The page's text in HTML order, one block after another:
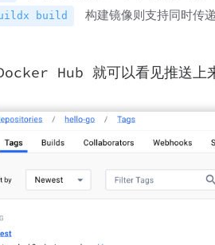
build
构建镜像则支持同时传
Hub 就可以看见推送上